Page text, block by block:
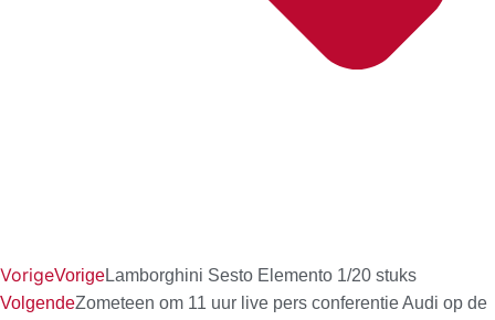
VorigeVorigeLamborghini Sesto Elemento 1/20 stuks
VolgendeZometeen om 11 uur live pers conferentie Audi op de